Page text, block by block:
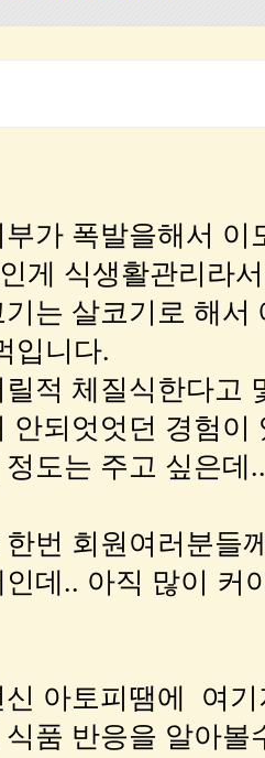
부가 폭발을해서 이
게 식생활관리라
기는 살코기로 해서
입니다.
릴적 체질식한다고
안되엇엇던 경험
정도는 주고 싶은데
한번 회원여러분들
인데.. 아직 많이 커
신 아토피땜에 여
식품 반응을 알아볼